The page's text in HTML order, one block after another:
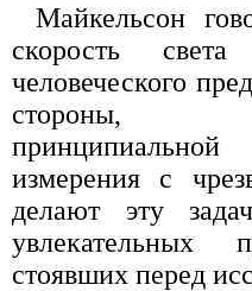
Майкельсон
скорость
человеческого
стороны,
измерения с
делают эту
увлекательных
стоявших перед